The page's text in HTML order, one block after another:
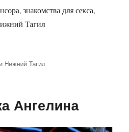
знакомства для секса,
Тагил
Нижний Тагил
Ангелина